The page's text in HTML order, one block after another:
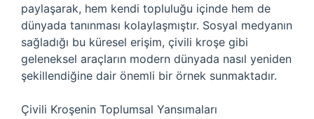
paylaşarak, hem kendi topluluğu içinde hem de
dünyada tanınması kolaylaşmıştır. Sosyal medyanın
sağladığı bu küresel erişim, çivili kroşe gibi
geleneksel araçların modern dünyada nasıl yeniden
şekillendiğine dair önemli bir örnek sunmaktadır.
Çivili Kroşenin Toplumsal Yansımaları